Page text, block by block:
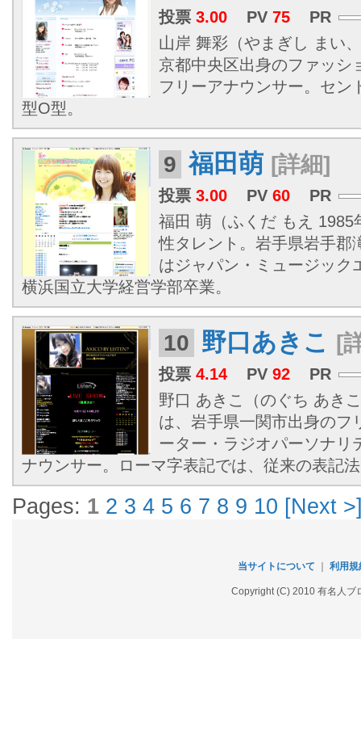
投票 3.00 PV 75
PR
山岸 舞彩（やまぎし まい
京都中央区出身のファッシ
フリーアナウンサー。セン
型O型。
9 福田萌 [詳細]
投票 3.00 PV 60
PR
福田 萌（ふくだ もえ
性タレント。岩手県岩手郡
はジャパン・ミュージック
横浜国立大学経営学部卒業。
10 野口あきこ [
投票 4.14 PV 92
PR
野口 あきこ（のぐち あき
は、岩手県一関市出身のフ
ーター・ラジオパーソナリ
ナウンサー。ローマ字表記では、従来の表記
Pages: 1 2 3 4 5 6 7 8 9 10 [Next
当サイトについて 利用規
Copyright (C) 2010 有名人ブ